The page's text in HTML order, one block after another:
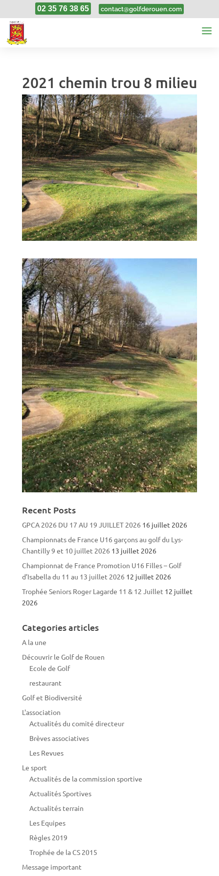
02 35 76 38 65 contact@golfderouen.com
2021 chemin trou 8 milieu
9, Mar, 2021
Recent Posts
GPCA 2026 DU 17 AU 19 JUILLET 2026 16 juillet 2026
Championnats de France U16 garçons au golf du Lys-
Chantilly 9 et 10 juillet 2026 13 juillet 2026
Championnat de France Promotion U16 Filles – Golf
d’Isabella du 11 au 13 juillet 2026 12 juillet 2026
Trophée Seniors Roger Lagarde 11 & 12 Juillet 12 juillet
2026
Categories articles
A la une
Découvrir le Golf de Rouen
Ecole de Golf
restaurant
Golf et Biodiversité
L'association
Actualités du comité directeur
Brèves associatives
Les Revues
Le sport
Actualités de la commission sportive
Actualités Sportives
Actualités terrain
Les Equipes
Règles 2019
Trophée de la CS 2015
Message important